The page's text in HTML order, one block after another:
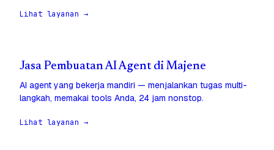
Lihat layanan →
Jasa Pembuatan AI Agent di Majene
AI agent yang bekerja mandiri — menjalankan tugas multi-
langkah, memakai tools Anda, 24 jam nonstop.
Lihat layanan →